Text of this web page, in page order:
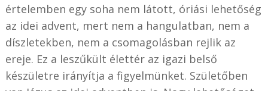
értelemben egy soha nem látott, óriási lehetőség
az idei advent, mert nem a hangulatban, nem a
díszletekben, nem a csomagolásban rejlik az
ereje. Ez a leszűkült élettér az igazi belső
készületre irányítja a figyelmünket. Születőben